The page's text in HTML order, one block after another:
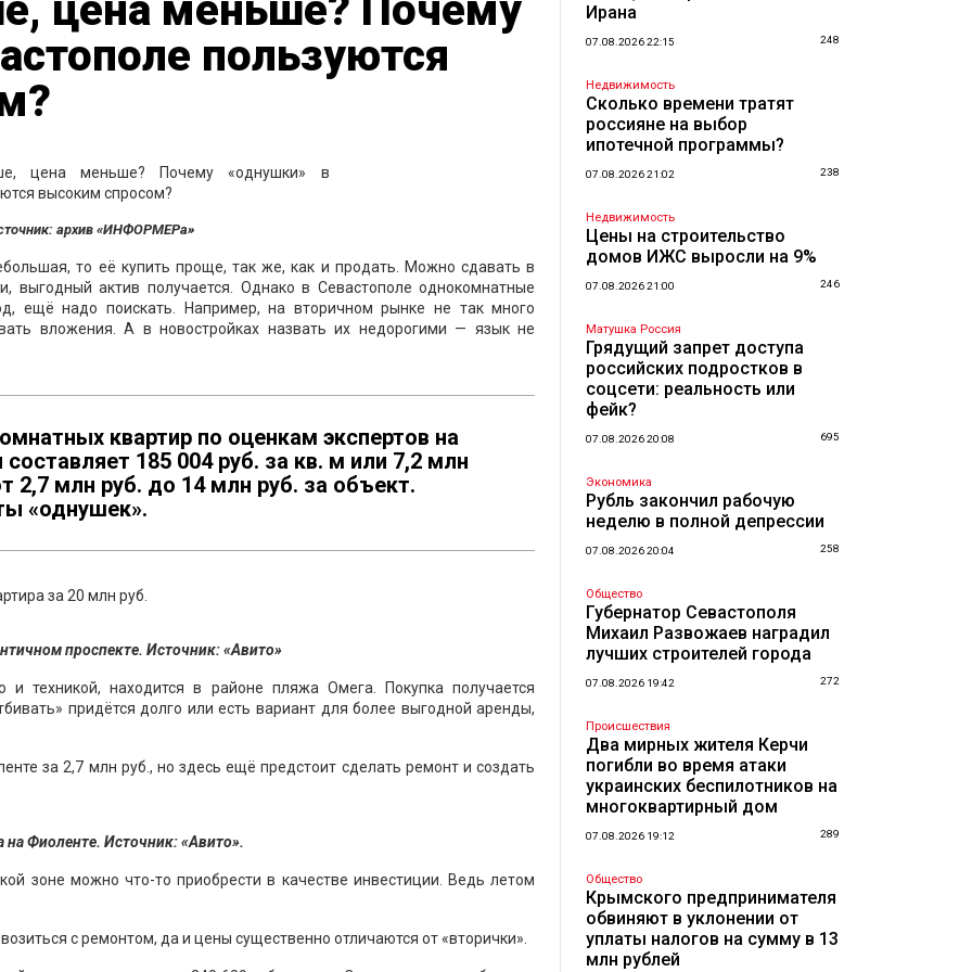
цена меньше? Почему
пользуются
архив «ИНФОРМЕРа»
то её купить проще, так же, как и продать. Можно сдавать в
выгодный актив получается. Однако в Севастополе однокомнатные
ещё надо поискать. Например, на вторичном рынке не так много
вложения. А в новостройках назвать их недорогими — язык не
квартир по оценкам экспертов на
185 004 руб. за кв. м или 7,2 млн
2,7 млн руб. до 14 млн руб. за объект.
«однушек».
за 20 млн руб.
проспекте. Источник: «Авито»
и техникой, находится в районе пляжа Омега. Покупка получается
придётся долго или есть вариант для более выгодной аренды,
за 2,7 млн руб., но здесь ещё предстоит сделать ремонт и создать
на Фиоленте. Источник: «Авито».
зоне можно что-то приобрести в качестве инвестиции. Ведь летом
с ремонтом, да и цены существенно отличаются от «вторички».
Ирана
07.08.2026 22:15 248
Недвижимость
Сколько времени тратят
россияне на выбор
ипотечной программы?
07.08.2026 21:02 238
Недвижимость
Цены на строительство
домов ИЖС выросли на 9%
07.08.2026 21:00 246
Матушка Россия
Грядущий запрет доступа
российских подростков в
соцсети: реальность или
фейк?
07.08.2026 20:08 695
Экономика
Рубль закончил рабочую
неделю в полной депрессии
07.08.2026 20:04 258
Общество
Губернатор Севастополя
Михаил Развожаев наградил
лучших строителей города
07.08.2026 19:42 272
Происшествия
Два мирных жителя Керчи
погибли во время атаки
украинских беспилотников на
многоквартирный дом
07.08.2026 19:12 289
Общество
Крымского предпринимателя
обвиняют в уклонении от
уплаты налогов на сумму в 13
млн рублей